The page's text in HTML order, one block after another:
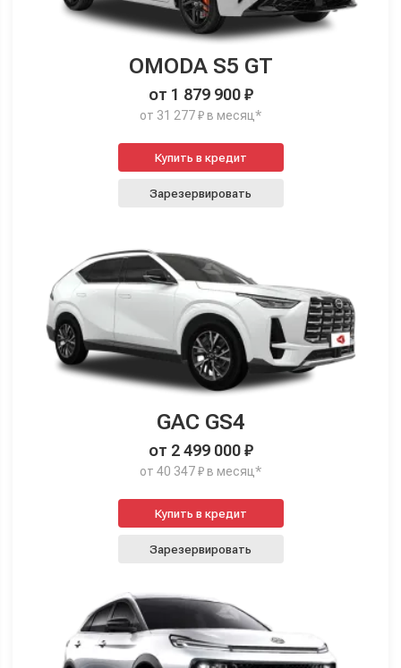
OMODA S5 GT
от 1 879 900 ₽
от 31 277 ₽ в месяц*
Купить в кредит
Зарезервировать
GAC GS4
от 2 499 000 ₽
от 40 347 ₽ в месяц*
Купить в кредит
Зарезервировать